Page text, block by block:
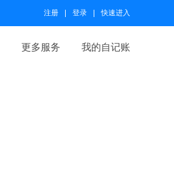
注册 登录 快速进入
更多服务 我的自记账